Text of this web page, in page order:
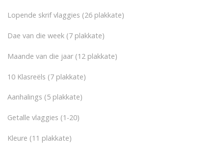
Lopende skrif vlaggies (26 plakkate)
Dae van die week (7 plakkate)
Maande van die jaar (12 plakkate)
10 Klasreëls (7 plakkate)
Aanhalings (5 plakkate)
Getalle vlaggies (1-20)
Kleure (11 plakkate)